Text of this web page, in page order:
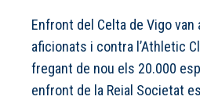
Enfront del Celta de Vigo van
aficionats i contra l’Athletic
fregant de nou els 20.000
enfront de la Reial Societat